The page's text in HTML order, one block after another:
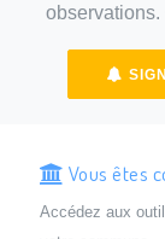
observations.
Vous êtes
Accédez aux